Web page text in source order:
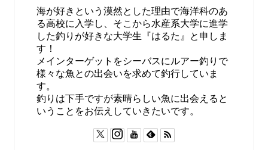
海が好きという漠然とした理由で海洋科のあ
る高校に入学し、そこから水産系大学に進学
した釣りが好きな大学生『はるた』と申しま
す！
メインターゲットをシーバスにルアー釣りで
様々な魚との出会いを求めて釣行していま
す。
釣りは下手ですが素晴らしい魚に出会えると
いうことをお伝えしていきたいです。